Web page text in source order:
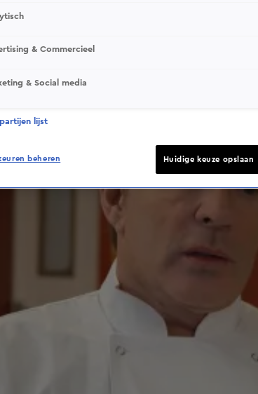
& Commercieel
& Social media
lijst
beheren Huidige keuze opslaan